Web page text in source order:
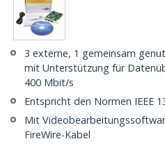
3 externe, 1 gemeinsam
mit Unterstützung für
400 Mbit/s
Entspricht den Normen IEEE
Mit
FireWire-Kabel